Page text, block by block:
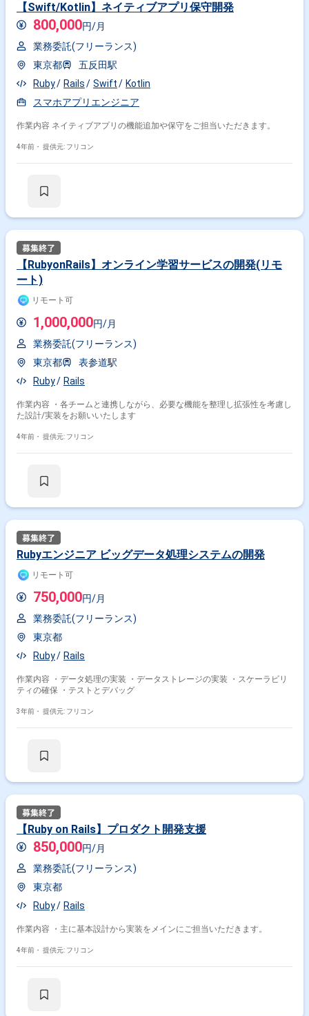
【Swift/Kotlin】ネイティブアプリ保守開発
800,000円/月
業務委託(フリーランス)
東京都
五反田駅
Ruby
Rails Swift
Kotlin
スマホアプリエンジニア
作業内容 ネイティブアプリの機能追加や保守をご担当いただきます。
4年前・ 提供元: フリコン
【RubyonRails】オンライン学習サービスの開発(リモ
ート)
リモート可
1,000,000円/月
業務委託(フリーランス)
東京都
表参道駅
Ruby
Rails
作業内容 ・各チームと連携しながら、必要な機能を整理し拡張性を考慮し
た設計/実装をお願いいたします
4年前・ 提供元: フリコン
Rubyエンジニア ビッグデータ処理システムの開発
リモート可
750,000円/月
業務委託(フリーランス)
東京都
Ruby
Rails
作業内容 ・データ処理の実装 ・データストレージの実装 ・スケーラビリ
ティの確保 ・テストとデバッグ
3年前・ 提供元: フリコン
【Ruby on Rails】プロダクト開発支援
850,000円/月
業務委託(フリーランス)
東京都
Ruby
Rails
作業内容 ・主に基本設計から実装をメインにご担当いただきます。
4年前・ 提供元: フリコン